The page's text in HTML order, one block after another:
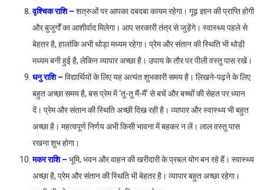
वृश्चिक राशि – शत्रुओं पर आपका दबदबा कायम रहेगा। गूढ़ ज्ञान की प्राप्ति होगी
और बुजुर्गों का आशीर्वाद मिलेगा। आप सरकारी तंत्र से जुड़ेंगे। स्वास्थ्य पहले से
बेहतर है, हालांकि अभी थोड़ा मध्यम रहेगा। प्रेम और संतान की स्थिति भी थोड़ी
मध्यम बनी हुई है, लेकिन व्यापार अच्छा है। उपाय के तौर पर पीली वस्तु पास रखें।
धनु राशि – विद्यार्थियों के लिए यह अत्यंत शुभकारी समय है। लिखने-पढ़ने के लिए
बहुत अच्छा समय है, बस प्रेम में ‘तू-तू मैं-मैं’ से बचें और बच्चों की सेहत पर ध्यान
दें। प्रेम और संतान की स्थिति अच्छी दिख रही है। व्यापार और स्वास्थ्य भी बहुत
अच्छा है। महत्वपूर्ण निर्णय अभी किसी भावना में बहकर न लें। लाल वस्तु पास
रखना शुभ होगा।
मकर राशि – भूमि, भवन और वाहन की खरीदारी के प्रबल योग बन रहे हैं। स्वास्थ्य
अच्छा है, प्रेम और संतान की स्थिति भी बेहतर है। व्यापार बहुत अच्छा रहेगा।